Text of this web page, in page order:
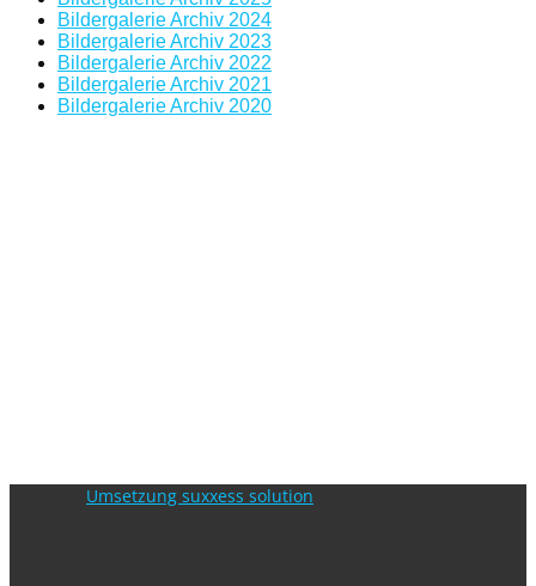
Bildergalerie Archiv 2024
Bildergalerie Archiv 2023
Bildergalerie Archiv 2022
Bildergalerie Archiv 2021
Bildergalerie Archiv 2020
Umsetzung suxxess solution